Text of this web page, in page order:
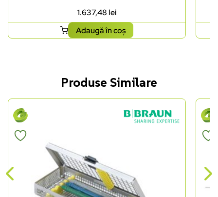
1.637,48 lei
Adaugă în coș
Produse Similare